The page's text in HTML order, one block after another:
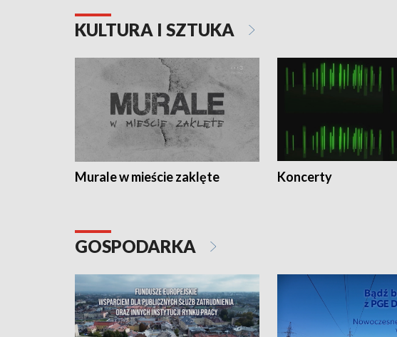
KULTURA I SZTUKA
Murale w mieście zaklęte Koncerty
GOSPODARKA